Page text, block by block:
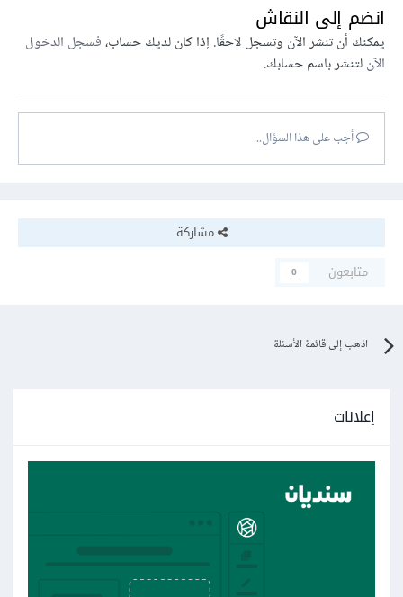
انضم إلى النقاش
يمكنك أن تنشر الآن وتسجل لاحقًا. إذا كان لديك حساب،فسجل الدخول
الآنلتنشر باسم حسابك.
أجب على هذا السؤال...
مشاركة
متابعون
0
اذهب إلى قائمة الأسئلة
إعلانات